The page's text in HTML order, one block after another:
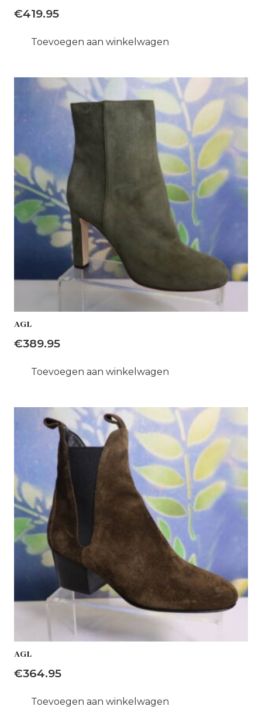
€419.95
Toevoegen aan winkelwagen
AGL
€389.95
Toevoegen aan winkelwagen
AGL
€364.95
Toevoegen aan winkelwagen